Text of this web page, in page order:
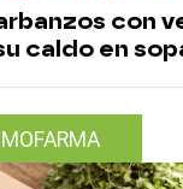
con
caldo en